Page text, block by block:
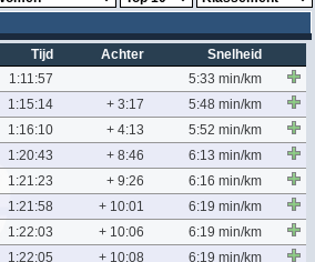
Tijd Achter
Snelheid
1:11:57
5:33 min/km
1:15:14 + 3:17
5:48 min/km
1:16:10 + 4:13
5:52 min/km
1:20:43 + 8:46
6:13 min/km
1:21:23 + 9:26
6:16 min/km
1:21:58 + 10:01
6:19 min/km
1:22:03 + 10:06
6:19 min/km
1:22:05 + 10:08
6:19 min/km